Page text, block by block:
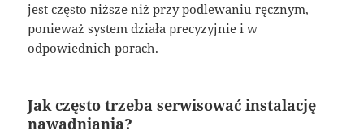
jest często niższe niż przy podlewaniu ręcznym,
ponieważ system działa precyzyjnie i w
odpowiednich porach.
Jak często trzeba serwisować instalację
nawadniania?